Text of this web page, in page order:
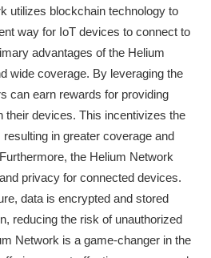
utilizes blockchain technology to
way for IoT devices to connect to
advantages of the Helium
wide coverage. By leveraging the
can earn rewards for providing
their devices. This incentivizes the
in greater coverage and
the Helium Network
privacy for connected devices.
data is encrypted and stored
reducing the risk of unauthorized
Network is a game-changer in the